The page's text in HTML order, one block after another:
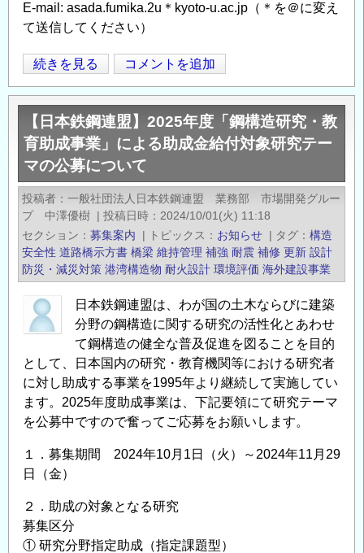
E-mail: asada.fumika.2u＊kyoto-u.ac.jp（＊を＠に変え
て送信してください）
京
都
大
学
経
営
管
理
学
院
路
ッ
ト
マ
ネ
メ
ト
政
続きを見る コメントを追加
【日本鉄鋼連盟】2025年度「鋼構造研究・教
育助成事業」による助成金給付対象研究テー
マの公募について
投稿者
一般社団法人日本鉄鋼連盟 業務部 市場開発グルー
プ 中澤優樹 | 投稿日時
2024/10/01(火) 11:18
セクション
募集案内 | トピックス お知らせ | タグ
構造
安全性 道路橋示方書 橋梁 維持管理 補強 耐震 補修 更新 設計
防災・減災対策 港湾構造物 耐火設計 環境評価 海外建設事業
日本鉄鋼連盟は、わが国の土木ならびに建築
分野の鋼構造に関する研究の活性化とあわせ
て鋼構造の健全な普及促進を図ることを目的
として、日本国内の研究・教育機関等における研究者
に対し助成する事業を1995年より継続して実施してい
ます。2025年度助成事業は、下記要領にて研究テーマ
を公募中ですので奮ってご応募をお願いします。
１．募集期間 2024年10月1日（火）～2024年11月29
日（金）
２．助成の対象となる研究
募集区分
① 研究分野指定助成（指定課題型）